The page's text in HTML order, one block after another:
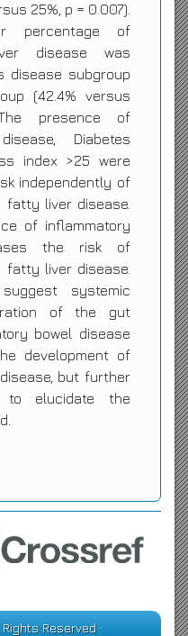
25%, p = 0.007).
percentage of
disease was
disease subgroup
(42.4% versus
presence of
Diabetes
index >25 were
independently of
fatty liver disease.
of inflammatory
the risk of
fatty liver disease.
systemic
of the gut
bowel disease
development of
but further
to elucidate the
Reserved ·